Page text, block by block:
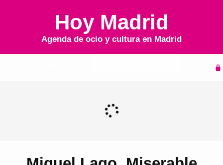
Hoy Madrid
Agenda de ocio y cultura en Madrid